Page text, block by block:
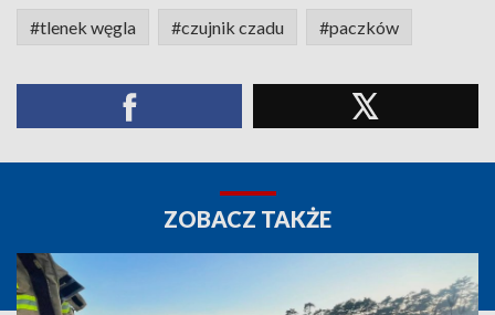
#tlenek węgla #czujnik czadu #paczków
ZOBACZ TAKŻE